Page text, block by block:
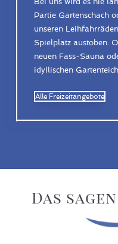
Partie Gartenschach
unseren
Spielplatz austoben.
neuen Fass-Sauna
idyllischen
Alle Freizeitangebote
Das